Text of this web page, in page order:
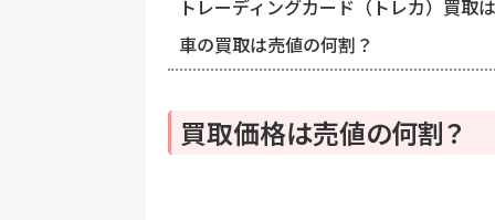
トレーディングカード（トレカ）買取
車の買取は売値の何割？
買取価格は売値の何割？